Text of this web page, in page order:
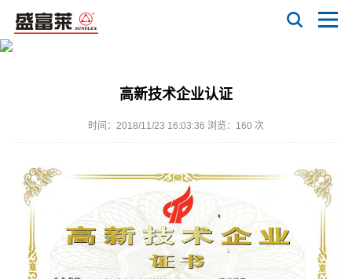
高新技术企业认证
时间：2018/11/23 16:03:36 浏览： 160 次